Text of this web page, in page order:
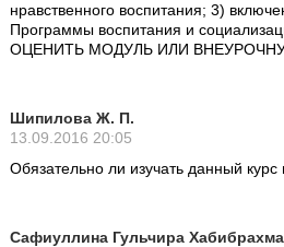
нравственного воспитания; 3)
Программы воспитания и
ОЦЕНИТЬ МОДУЛЬ ИЛИ
Шипилова Ж. П.
13.09.2016 20:05
Обязательно ли изучать данный
Сафиуллина Гульчира